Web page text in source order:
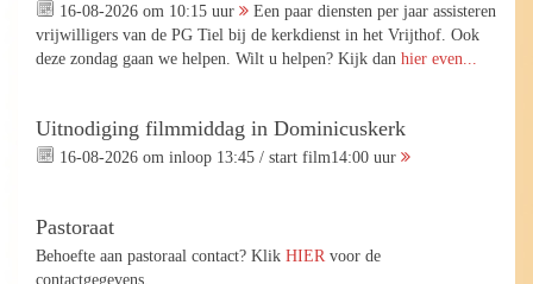
16-08-2026 om 10:15 uur
Een paar diensten per jaar assisteren
vrijwilligers van de PG Tiel bij de kerkdienst in het Vrijthof. Ook
deze zondag gaan we helpen. Wilt u helpen? Kijk dan hier even...
Uitnodiging filmmiddag in Dominicuskerk
16-08-2026 om inloop 13:45 / start film14:00 uur
Pastoraat
Behoefte aan pastoraal contact? Klik HIER voor de
contactgegevens.